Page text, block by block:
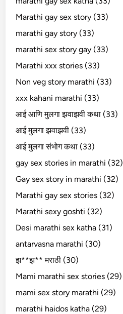
Marathi gay sex story (33)
marathi gay story (33)
marathi sex story gay (33)
Marathi xxx stories (33)
Non veg story marathi (33)
xxx kahani marathi (33)
आई आणि मुलगा झवाझवी कथा (33)
आई मुलगा झवाझवी (33)
आई मुलगा संभोग कथा (33)
gay sex stories in marathi (32)
Gay sex story in marathi (32)
Marathi gay sex stories (32)
Marathi sexy goshti (32)
Desi marathi sex katha (31)
antarvasna marathi (30)
झ**झ** मराठी (30)
Mami marathi sex stories (29)
mami sex story marathi (29)
marathi haidos katha (29)